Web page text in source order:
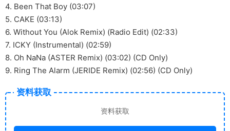
4. Been That Boy (03:07)
5. CAKE (03:13)
6. Without You (Alok Remix) (Radio Edit) (02:33)
7. ICKY (Instrumental) (02:59)
8. Oh NaNa (ASTER Remix) (03:02) (CD Only)
9. Ring The Alarm (JERIDE Remix) (02:56) (CD Only)
资料获取
资料获取